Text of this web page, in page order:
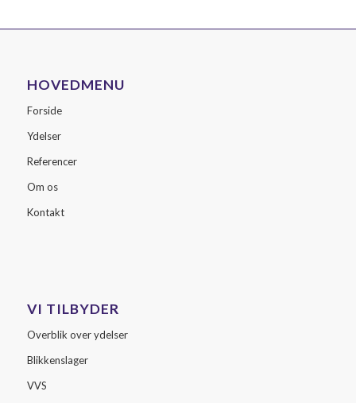
HOVEDMENU
Forside
Ydelser
Referencer
Om os
Kontakt
VI TILBYDER
Overblik over ydelser
Blikkenslager
VVS